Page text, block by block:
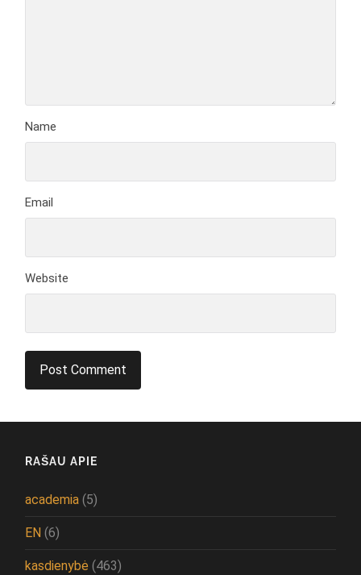
Name
Email
Website
RAŠAU APIE
academia (5)
EN (6)
kasdienybė (463)